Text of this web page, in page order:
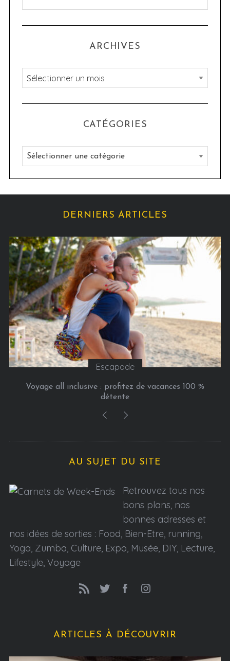
ARCHIVES
A
r
c
v
CATÉGORIES
C
a
t
é
r
i
e
s
DERNIERS ARTICLES
Escapade
Voyage all inclusive : profitez de vacances 100 %
détente
AU SUJET DU SITE
Retrouvez tous nos
bons plans, nos
bonnes adresses et
nos idées de sorties : Food, Bien-Etre, running,
Yoga, Zumba, Culture, Expo, Musée, DIY, Lecture,
Lifestyle, Voyage
ARTICLES À DÉCOUVRIR